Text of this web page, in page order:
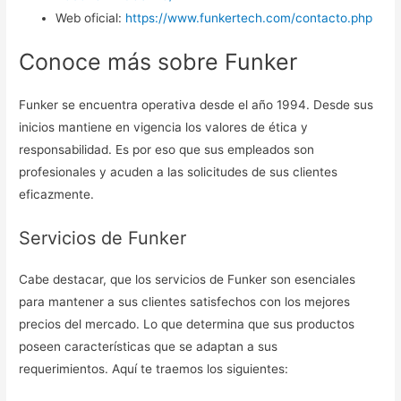
Web oficial: https://www.funkertech.com/contacto.php
Conoce más sobre Funker
Funker se encuentra operativa desde el año 1994. Desde sus
inicios mantiene en vigencia los valores de ética y
responsabilidad. Es por eso que sus empleados son
profesionales y acuden a las solicitudes de sus clientes
eficazmente.
Servicios de Funker
Cabe destacar, que los servicios de Funker son esenciales
para mantener a sus clientes satisfechos con los mejores
precios del mercado. Lo que determina que sus productos
poseen características que se adaptan a sus
requerimientos. Aquí te traemos los siguientes: